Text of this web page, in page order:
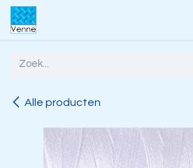
Overslaan naar inhoud
Alle producten